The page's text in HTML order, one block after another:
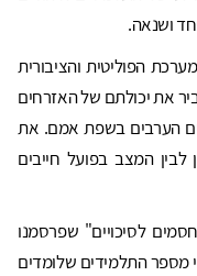
ושנאה.
הפוליטית והציבורית
את יכולתם של האזרחים
הערבים בשפת אמם. את
לבין המצב בפועל חייבים
לסיכויים" שפרסמנו
מספר התלמידים שלומדים